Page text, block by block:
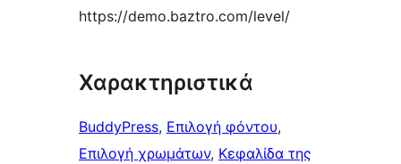
https://demo.baztro.com/level/
Χαρακτηριστικά
BuddyPress, Επιλογή φόντου
Επιλογή χρωμάτων, Κεφαλίδα της